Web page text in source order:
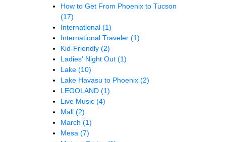
How to Get From Phoenix to Tucson
(17)
International (1)
International Traveler (1)
Kid-Friendly (2)
Ladies' Night Out (1)
Lake (10)
Lake Havasu to Phoenix (2)
LEGOLAND (1)
Live Music (4)
Mall (2)
March (1)
Mesa (7)